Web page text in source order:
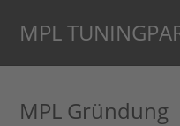
InhaltMPL
MPL Gründung